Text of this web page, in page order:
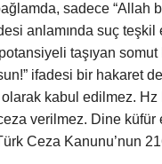
sadece “Allah
anlamında suç
taşıyan
ifadesi bir hakaret
kabul edilmez.
verilmez. Dine
Ceza Kanunu’nun